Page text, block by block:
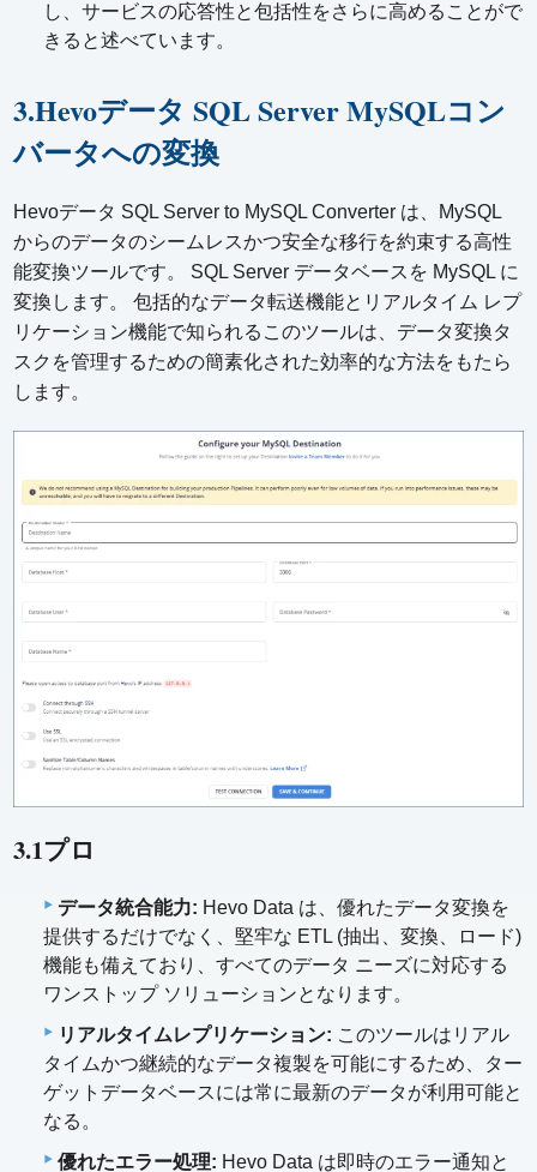
し、サービスの応答性と包括性をさらに高めることがで
きると述べています。
3.Hevoデータ SQL Server MySQLコン
バータへの変換
Hevoデータ SQL Server to MySQL Converter は、MySQL
からのデータのシームレスかつ安全な移行を約束する高性
能変換ツールです。 SQL Server データベースを MySQL に
変換します。 包括的なデータ転送機能とリアルタイム レプ
リケーション機能で知られるこのツールは、データ変換タ
スクを管理するための簡素化された効率的な方法をもたら
します。
3.1プロ
データ統合能力: Hevo Data は、優れたデータ変換を
提供するだけでなく、堅牢な ETL (抽出、変換、ロード)
機能も備えており、すべてのデータ ニーズに対応する
ワンストップ ソリューションとなります。
リアルタイムレプリケーション: このツールはリアル
タイムかつ継続的なデータ複製を可能にするため、ター
ゲットデータベースには常に最新のデータが利用可能と
なる。
優れたエラー処理: Hevo Data は即時のエラー通知と